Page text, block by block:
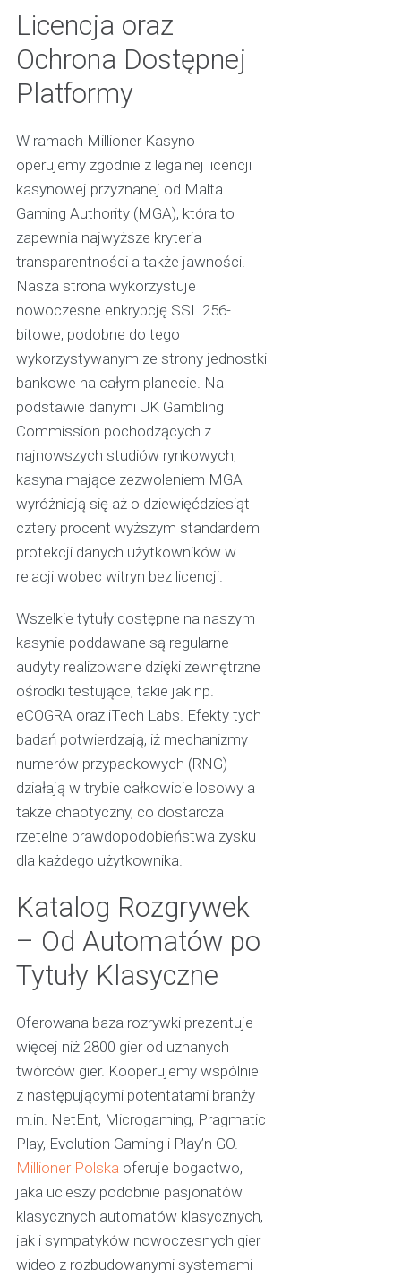
Licencja oraz
Ochrona Dostępnej
Platformy
W ramach Millioner Kasyno
operujemy zgodnie z legalnej licencji
kasynowej przyznanej od Malta
Gaming Authority (MGA), która to
zapewnia najwyższe kryteria
transparentności a także jawności.
Nasza strona wykorzystuje
nowoczesne enkrypcję SSL 256-
bitowe, podobne do tego
wykorzystywanym ze strony jednostki
bankowe na całym planecie. Na
podstawie danymi UK Gambling
Commission pochodzących z
najnowszych studiów rynkowych,
kasyna mające zezwoleniem MGA
wyróżniają się aż o dziewięćdziesiąt
cztery procent wyższym standardem
protekcji danych użytkowników w
relacji wobec witryn bez licencji.
Wszelkie tytuły dostępne na naszym
kasynie poddawane są regularne
audyty realizowane dzięki zewnętrzne
ośrodki testujące, takie jak np.
eCOGRA oraz iTech Labs. Efekty tych
badań potwierdzają, iż mechanizmy
numerów przypadkowych (RNG)
działają w trybie całkowicie losowy a
także chaotyczny, co dostarcza
rzetelne prawdopodobieństwa zysku
dla każdego użytkownika.
Katalog Rozgrywek
– Od Automatów po
Tytuły Klasyczne
Oferowana baza rozrywki prezentuje
więcej niż 2800 gier od uznanych
twórców gier. Kooperujemy wspólnie
z następującymi potentatami branży
m.in. NetEnt, Microgaming, Pragmatic
Play, Evolution Gaming i Play’n GO.
Millioner Polska oferuje bogactwo,
jaka ucieszy podobnie pasjonatów
klasycznych automatów klasycznych,
jak i sympatyków nowoczesnych gier
wideo z rozbudowanymi systemami